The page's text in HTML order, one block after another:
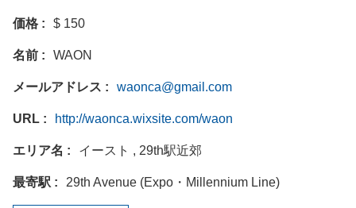
価格 $ 150
名前 WAON
メールアドレス waonca@gmail.com
URL http://waonca.wixsite.com/waon
エリア名 イースト , 29th駅近郊
最寄駅 29th Avenue (Expo・Millennium Line)